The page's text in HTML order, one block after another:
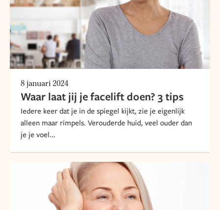
8 januari 2024
Waar laat jij je facelift doen? 3 tips
Iedere keer dat je in de spiegel kijkt, zie je eigenlijk
alleen maar rimpels. Verouderde huid, veel ouder dan
je je voel...